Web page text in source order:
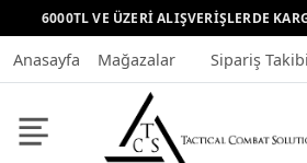
6000TL VE ÜZERİ ALIŞVERİŞLERDE
Anasayfa Mağazalar Sipariş Takibi